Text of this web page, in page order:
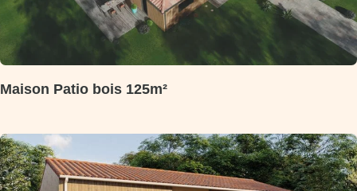
Maison Patio bois 125m²